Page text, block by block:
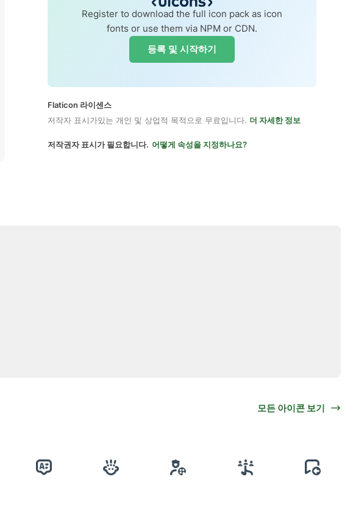
Register to download the full icon pack as icon
fonts or use them via NPM or CDN.
등록 및 시작하기
Flaticon 라이센스
저작자 표시가있는 개인 및 상업적 목적으로 무료입니다. 더 자세한 정보
저작권자 표시가 필요합니다. 어떻게 속성을 지정하나요?
모든 아이콘 보기